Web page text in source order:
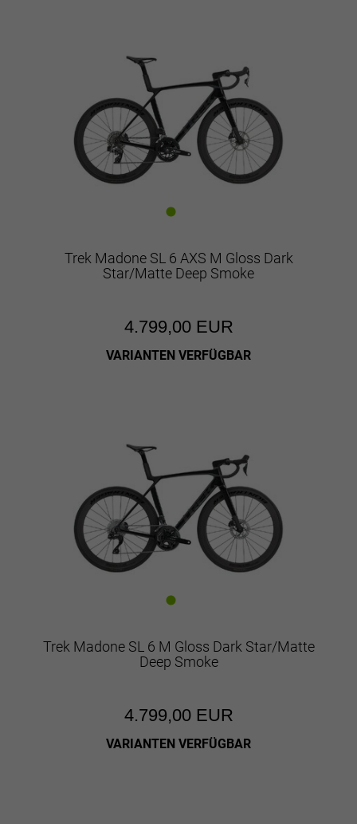
Trek Madone SL 6 AXS M Gloss Dark
Star/Matte Deep Smoke
4.799,00 EUR
VARIANTEN VERFÜGBAR
Trek Madone SL 6 M Gloss Dark Star/Matte
Deep Smoke
4.799,00 EUR
VARIANTEN VERFÜGBAR